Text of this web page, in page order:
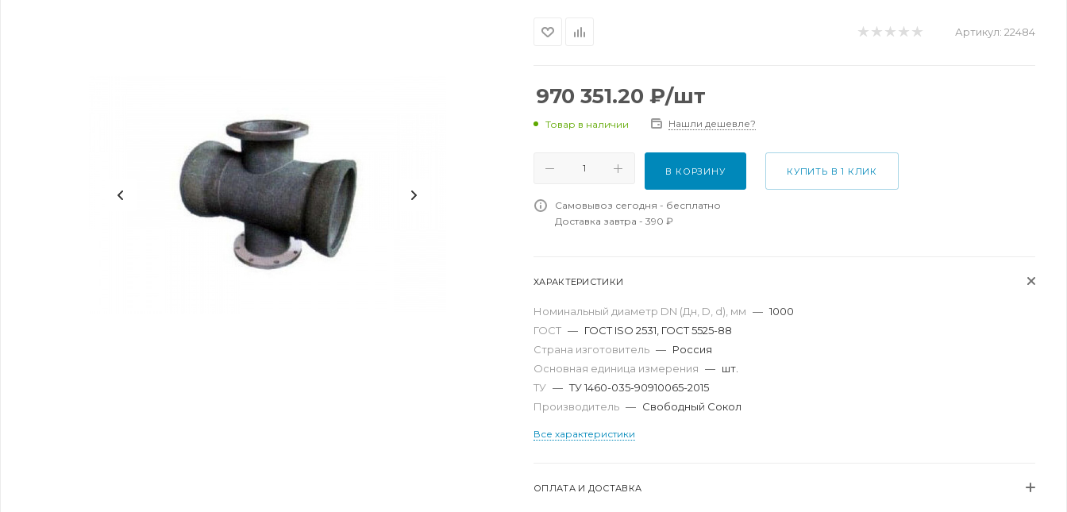
Артикул: 22484
970 351.20 ₽/шт
Товар в наличии Нашли дешевле?
В КОРЗИНУ КУПИТЬ В 1 КЛИК
Самовывоз сегодня - бесплатно
Доставка завтра - 390 ₽
ХАРАКТЕРИСТИКИ
Номинальный диаметр DN (Дн, D, d), мм — 1000
ГОСТ — ГОСТ ISO 2531, ГОСТ 5525-88
Страна изготовитель — Россия
Основная единица измерения — шт.
ТУ — ТУ 1460-035-90910065-2015
Производитель — Свободный Сокол
Все характеристики
ОПЛАТА И ДОСТАВКА